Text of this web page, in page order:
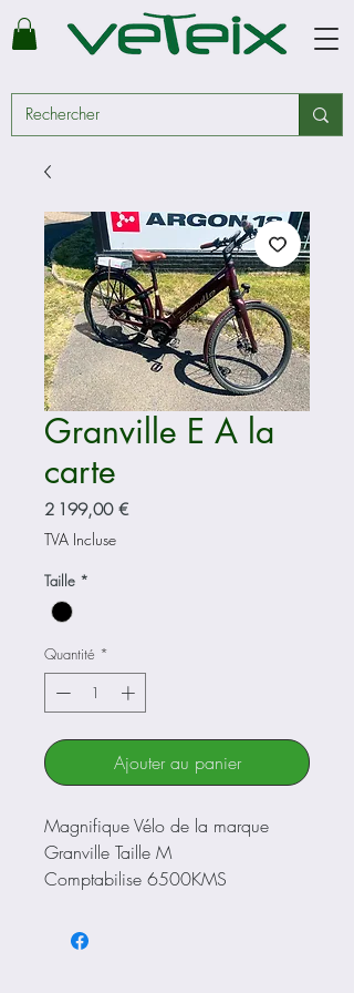
Granville E A la
carte
2 199,00 €Prix
TVA Incluse
Taille *
Quantité *
Ajouter au panier
Magnifique Vélo de la marque
Granville Taille M
Comptabilise 6500KMS
Batterie Bosch 625wh
Transmission Courroie Shimano